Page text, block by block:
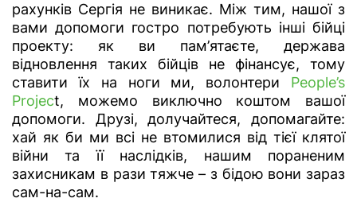
рахунків Сергія не виникає. Між тим, нашої з
вами допомоги гостро потребують інші бійці
проекту: як ви пам’ятаєте, держава
відновлення таких бійців не фінансує, тому
ставити їх на ноги ми, волонтери People’s
Project, можемо виключно коштом вашої
допомоги. Друзі, долучайтеся, допомагайте:
хай як би ми всі не втомилися від тієї клятої
війни та її наслідків, нашим пораненим
захисникам в рази тяжче – з бідою вони зараз
сам-на-сам.